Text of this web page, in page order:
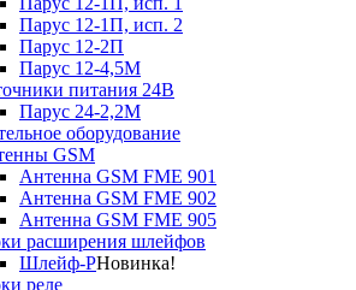
Парус 12-1П, исп. 2
Парус 12-2П
Парус 12-4,5М
питания 24В
Парус 24-2,2М
оборудование
GSM
Антенна GSM FME 901
Антенна GSM FME 902
Антенна GSM FME 905
расширения шлейфов
Шлейф-РНовинка!
реле